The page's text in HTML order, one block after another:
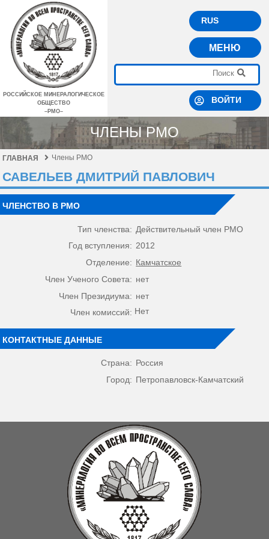
РОССИЙСКОЕ МИНЕРАЛОГИЧЕСКОЕ
ОБЩЕСТВО
–РМО–
RUS
МЕНЮ
ВОЙТИ
ЧЛЕНЫ РМО
ГЛАВНАЯ Члены РМО
САВЕЛЬЕВ ДМИТРИЙ ПАВЛОВИЧ
ЧЛЕНСТВО В РМО
Тип членства: Действительный член РМО
Год вступления: 2012
Отделение: Камчатское
Член Ученого Совета: нет
Член Президиума: нет
Член комиссий: Нет
КОНТАКТНЫЕ ДАННЫЕ
Страна: Россия
Город: Петропавловск-Камчатский